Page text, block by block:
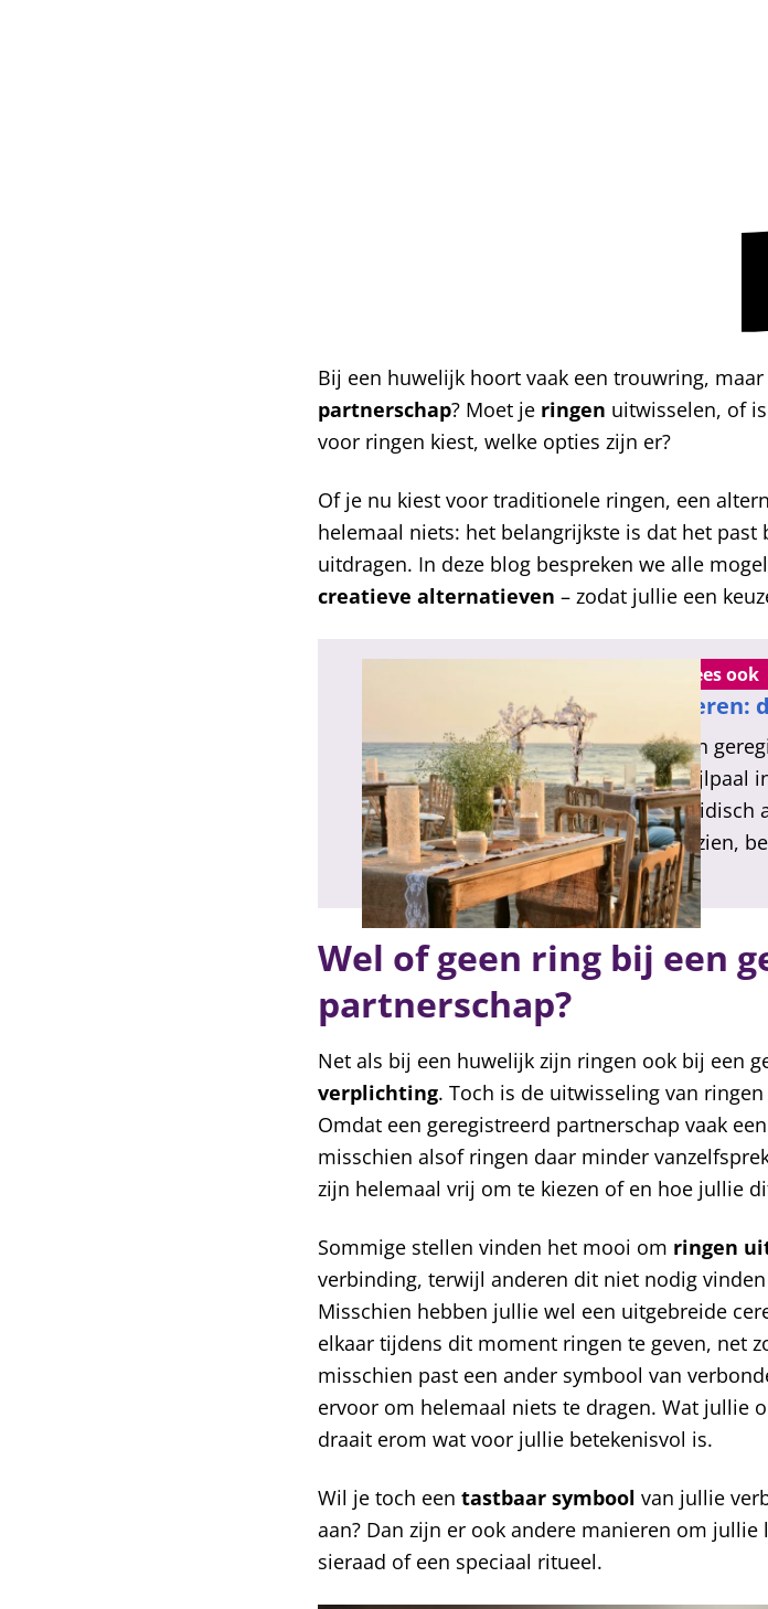
Bij een huwelijk hoort vaak een trouwring,
partnerschap? Moet je ringen uitwisselen, of
voor ringen kiest, welke opties zijn er?
Of je nu kiest voor traditionele ringen, een
helemaal niets: het belangrijkste is dat het
uitdragen. In deze blog bespreken we alle
creatieve alternatieven – zodat jullie een
Lees ook
vieren:
Een
mijlpaal
juridisch
gezien,
vieren!
Wel of geen ring bij een
partnerschap?
Net als bij een huwelijk zijn ringen ook bij een
verplichting. Toch is de uitwisseling van
Omdat een geregistreerd partnerschap vaak
misschien alsof ringen daar minder
zijn helemaal vrij om te kiezen of en hoe jullie
Sommige stellen vinden het mooi om ringen
verbinding, terwijl anderen dit niet nodig
Misschien hebben jullie wel een uitgebreide
elkaar tijdens dit moment ringen te geven, net
misschien past een ander symbool van
ervoor om helemaal niets te dragen. Wat jullie
draait erom wat voor jullie betekenisvol is.
Wil je toch een tastbaar symbool van jullie
aan? Dan zijn er ook andere manieren om jullie
sieraad of een speciaal ritueel.